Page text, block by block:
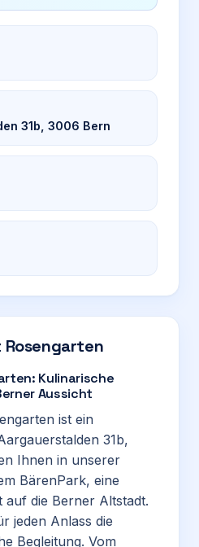
31b, 3006 Bern
Kulinarische
Aussicht
ist ein
31b,
Ihnen in unserer
BärenPark, eine
auf die Berner Altstadt.
jeden Anlass die
Begleitung. Vom